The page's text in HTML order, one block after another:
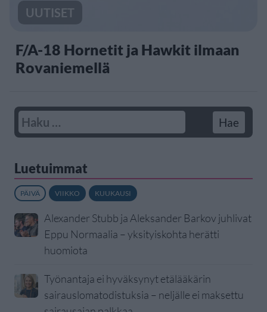
UUTISET
F/A-18 Hornetit ja Hawkit ilmaan
Rovaniemellä
Luetuimmat
PÄIVÄ VIIKKO KUUKAUSI
Alexander Stubb ja Aleksander Barkov juhlivat
Eppu Normaalia – yksityiskohta herätti
huomiota
Työnantaja ei hyväksynyt etälääkärin
sairauslomatodistuksia – neljälle ei maksettu